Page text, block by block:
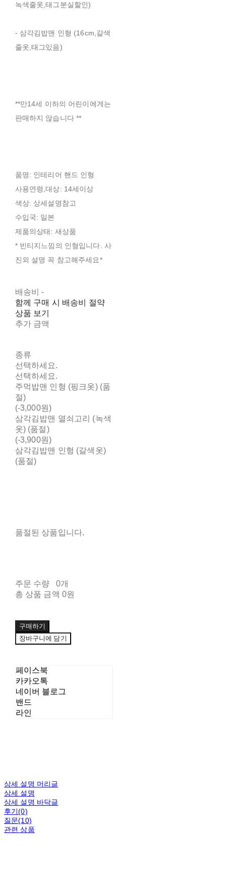
녹색줄옷,태그분실할인)
- 삼각김밥맨 인형 (16cm,갈색
줄옷,태그있음)
**만14세 이하의 어린이에게는
판매하지 않습니다 **
품명: 인테리어 핸드 인형
사용연령,대상: 14세이상
색상: 상세설명참고
수입국: 일본
제품의상태: 새상품
* 빈티지느낌의 인형입니다. 사
진외 설명 꼭 참고해주세요*
배송비-
함께 구매 시 배송비 절약
상품 보기
추가 금액
종류
선택하세요.
선택하세요.
주먹밥맨 인형 (핑크옷) (품
절)
(-3,000원)
삼각김밥맨 열쇠고리 (녹색
옷) (품절)
(-3,900원)
삼각김밥맨 인형 (갈색옷)
(품절)
품절된 상품입니다.
주문 수량
0개
총 상품 금액 0원
구매하기
장바구니에 담기
페이스북
카카오톡
네이버 블로그
밴드
라인
상세 설명 머리글
상세 설명
상세 설명 바닥글
후기(0)
질문(10)
관련 상품